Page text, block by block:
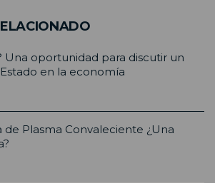
Una oportunidad para discutir un
en la economía
de Plasma Convaleciente ¿Una